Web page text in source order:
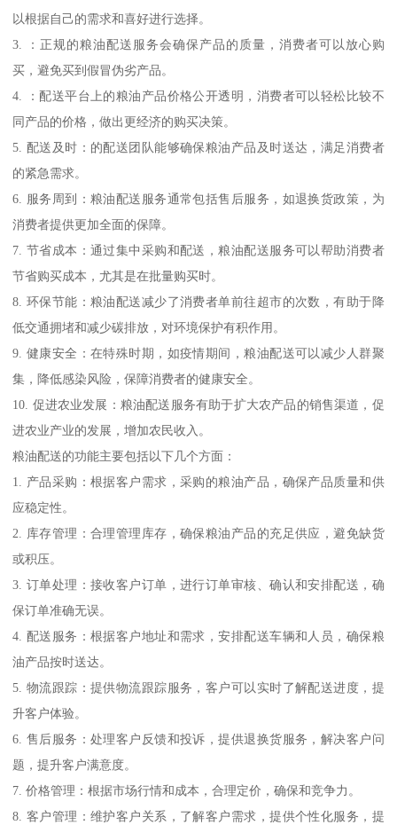
以根据自己的需求和喜好进行选择。
3. ：正规的粮油配送服务会确保产品的质量，消费者可以放心购
买，避免买到假冒伪劣产品。
4. ：配送平台上的粮油产品价格公开透明，消费者可以轻松比较不
同产品的价格，做出更经济的购买决策。
5. 配送及时：的配送团队能够确保粮油产品及时送达，满足消费者
的紧急需求。
6. 服务周到：粮油配送服务通常包括售后服务，如退换货政策，为
消费者提供更加全面的保障。
7. 节省成本：通过集中采购和配送，粮油配送服务可以帮助消费者
节省购买成本，尤其是在批量购买时。
8. 环保节能：粮油配送减少了消费者单前往超市的次数，有助于降
低交通拥堵和减少碳排放，对环境保护有积作用。
9. 健康安全：在特殊时期，如疫情期间，粮油配送可以减少人群聚
集，降低感染风险，保障消费者的健康安全。
10. 促进农业发展：粮油配送服务有助于扩大农产品的销售渠道，促
进农业产业的发展，增加农民收入。
粮油配送的功能主要包括以下几个方面：
1. 产品采购：根据客户需求，采购的粮油产品，确保产品质量和供
应稳定性。
2. 库存管理：合理管理库存，确保粮油产品的充足供应，避免缺货
或积压。
3. 订单处理：接收客户订单，进行订单审核、确认和安排配送，确
保订单准确无误。
4. 配送服务：根据客户地址和需求，安排配送车辆和人员，确保粮
油产品按时送达。
5. 物流跟踪：提供物流跟踪服务，客户可以实时了解配送进度，提
升客户体验。
6. 售后服务：处理客户反馈和投诉，提供退换货服务，解决客户问
题，提升客户满意度。
7. 价格管理：根据市场行情和成本，合理定价，确保和竞争力。
8. 客户管理：维护客户关系，了解客户需求，提供个性化服务，提